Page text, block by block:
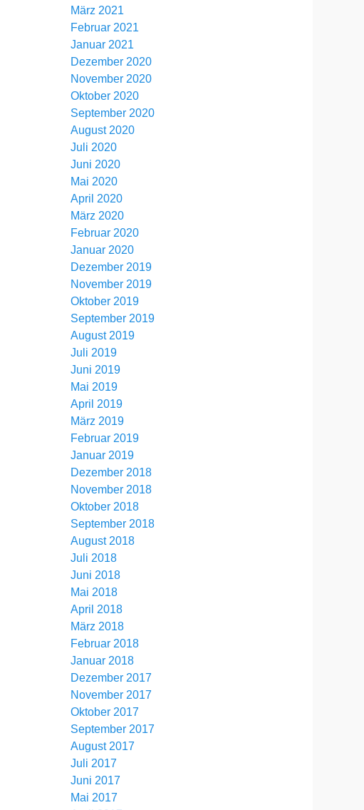
März 2021
Februar 2021
Januar 2021
Dezember 2020
November 2020
Oktober 2020
September 2020
August 2020
Juli 2020
Juni 2020
Mai 2020
April 2020
März 2020
Februar 2020
Januar 2020
Dezember 2019
November 2019
Oktober 2019
September 2019
August 2019
Juli 2019
Juni 2019
Mai 2019
April 2019
März 2019
Februar 2019
Januar 2019
Dezember 2018
November 2018
Oktober 2018
September 2018
August 2018
Juli 2018
Juni 2018
Mai 2018
April 2018
März 2018
Februar 2018
Januar 2018
Dezember 2017
November 2017
Oktober 2017
September 2017
August 2017
Juli 2017
Juni 2017
Mai 2017